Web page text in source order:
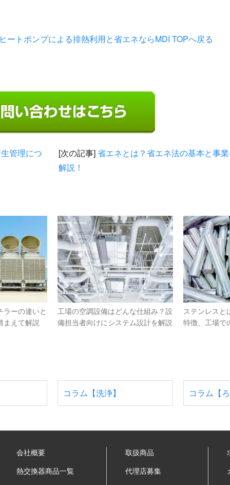
ートポンプによる排熱利用と省エネならMDI TOPへ戻る
管理につ
[次の記事]省エネとは？省エネ法の基本と事
解説！
ラーの違いと
まえて解説
工場の空調設備はどんな仕組み？設
備担当者向けにシステム設計を解説
ステンレスと
特徴、工場で
コラム【洗浄】 コラム【ろ
会社概要
熱交換器商品一覧
取扱商品
代理店募集